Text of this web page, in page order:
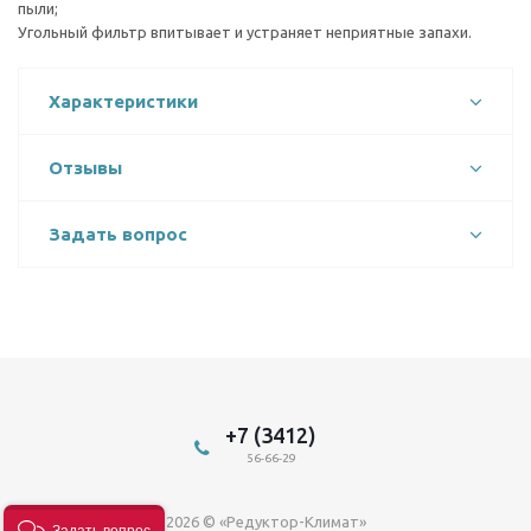
пыли;
Угольный фильтр впитывает и устраняет неприятные запахи.
Характеристики
Отзывы
Задать вопрос
+7 (3412)
56-66-29
2026 © «Редуктор-Климат»